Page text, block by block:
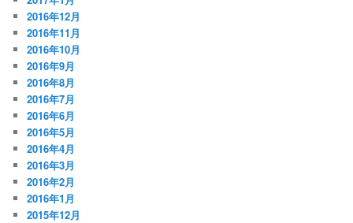
2016年12月
2016年11月
2016年10月
2016年9月
2016年8月
2016年7月
2016年6月
2016年5月
2016年4月
2016年3月
2016年2月
2016年1月
2015年12月